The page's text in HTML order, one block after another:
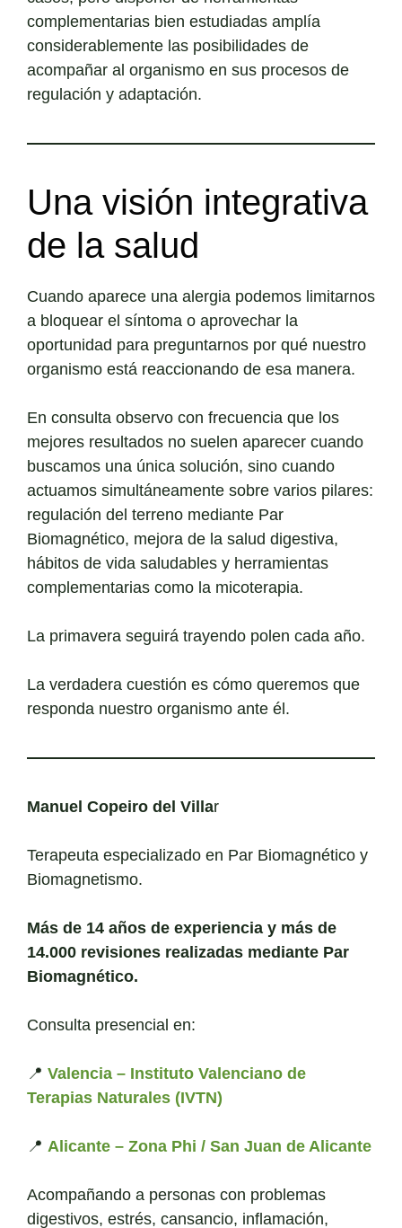
complementarias bien estudiadas amplía
considerablemente las posibilidades de
acompañar al organismo en sus procesos de
regulación y adaptación.
Una visión integrativa
de la salud
Cuando aparece una alergia podemos limitarnos
a bloquear el síntoma o aprovechar la
oportunidad para preguntarnos por qué nuestro
organismo está reaccionando de esa manera.
En consulta observo con frecuencia que los
mejores resultados no suelen aparecer cuando
buscamos una única solución, sino cuando
actuamos simultáneamente sobre varios pilares:
regulación del terreno mediante Par
Biomagnético, mejora de la salud digestiva,
hábitos de vida saludables y herramientas
complementarias como la micoterapia.
La primavera seguirá trayendo polen cada año.
La verdadera cuestión es cómo queremos que
responda nuestro organismo ante él.
Manuel Copeiro del Villar
Terapeuta especializado en Par Biomagnético y
Biomagnetismo.
Más de 14 años de experiencia y más de
14.000 revisiones realizadas mediante Par
Biomagnético.
Consulta presencial en:
📍 Valencia – Instituto Valenciano de
Terapias Naturales (IVTN)
📍 Alicante – Zona Phi / San Juan de Alicante
Acompañando a personas con problemas
digestivos, estrés, cansancio, inflamación,